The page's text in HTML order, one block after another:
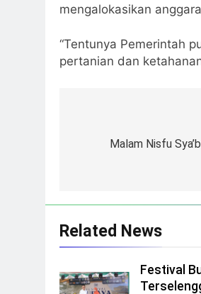
mengalokasikan
“Tentunya Pemerintah
pertanian dan
Malam Nisfu
Related News
Festival